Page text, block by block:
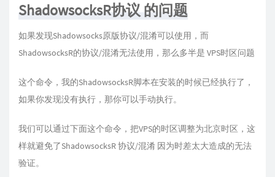
ShadowsocksR协议 的问题
如果发现Shadowsocks原版协议/混淆可以使用，而
ShadowsocksR的协议/混淆无法使用，那么多半是 VPS时区问题
这个命令，我的ShadowsocksR脚本在安装的时候已经执行了，
如果你发现没有执行，那你可以手动执行。
我们可以通过下面这个命令，把VPS的时区调整为北京时区，这
样就避免了ShadowsocksR 协议/混淆 因为时差太大造成的无法
验证。